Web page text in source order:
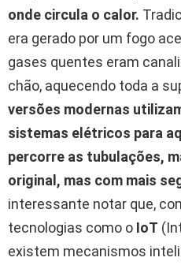
onde circula o calor.
era gerado por um fogo
gases quentes eram
chão, aquecendo toda a
versões modernas
sistemas elétricos para
percorre as tubulações,
original, mas com mais
interessante notar que,
tecnologias como o IoT
existem mecanismos